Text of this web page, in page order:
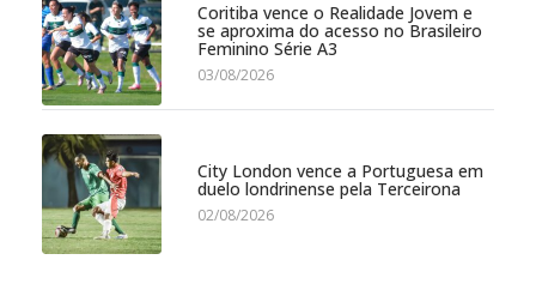
Coritiba vence o Realidade Jovem e
se aproxima do acesso no Brasileiro
Feminino Série A3
03/08/2026
City London vence a Portuguesa em
duelo londrinense pela Terceirona
02/08/2026